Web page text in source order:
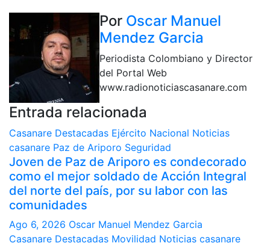
Por Oscar Manuel
Mendez Garcia
Periodista Colombiano y Director
del Portal Web
www.radionoticiascasanare.com
Entrada relacionada
Casanare Destacadas Ejército Nacional Noticias
casanare Paz de Ariporo Seguridad
Joven de Paz de Ariporo es condecorado
como el mejor soldado de Acción Integral
del norte del país, por su labor con las
comunidades
Ago 6, 2026 Oscar Manuel Mendez Garcia
Casanare Destacadas Movilidad Noticias casanare